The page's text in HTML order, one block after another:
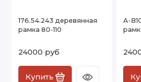
176.54.243 деревянная
рамка 80-110
24000 руб
Купить
А-